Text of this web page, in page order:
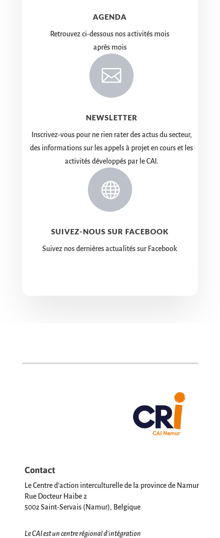
AGENDA
Retrouvez ci-dessous nos activités mois
après mois

NEWSLETTER
Inscrivez-vous pour ne rien rater des actus du secteur,
des informations sur les appels à projet en cours et les
activités développés par le CAI.

SUIVEZ-NOUS SUR FACEBOOK
Suivez nos dernières actualités sur Facebook
Contact
Le Centre d’action interculturelle de la province de Namur
Rue Docteur Haibe 2
5002 Saint-Servais (Namur), Belgique
Le CAI est un centre régional d’intégration